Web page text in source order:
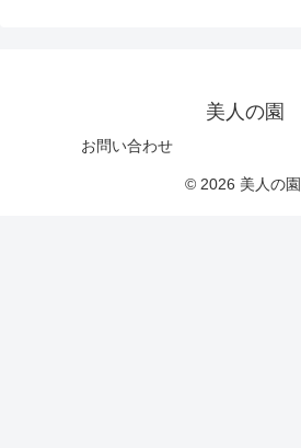
美人の園
お問い合わせ
© 2026 美人の園.